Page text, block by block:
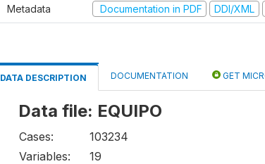
Metadata Documentation in PDF DDI/XML
DATA DESCRIPTION DOCUMENTATION GET
Data file: EQUIPO
Cases:
103234
Variables:
19